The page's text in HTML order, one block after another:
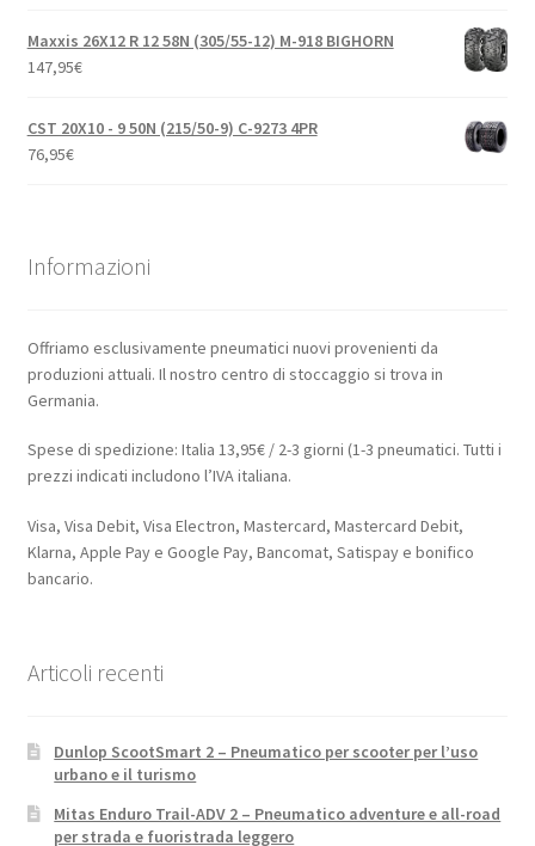
Maxxis 26X12 R 12 58N (305/55-12) M-918 BIGHORN
147,95€
CST 20X10 - 9 50N (215/50-9) C-9273 4PR
76,95€
Informazioni
Offriamo esclusivamente pneumatici nuovi provenienti da
produzioni attuali. Il nostro centro di stoccaggio si trova in
Germania.
Spese di spedizione: Italia 13,95€ / 2-3 giorni (1-3 pneumatici. Tutti i
prezzi indicati includono l’IVA italiana.
Visa, Visa Debit, Visa Electron, Mastercard, Mastercard Debit,
Klarna, Apple Pay e Google Pay, Bancomat, Satispay e bonifico
bancario.
Articoli recenti
Dunlop ScootSmart 2 – Pneumatico per scooter per l’uso
urbano e il turismo
Mitas Enduro Trail-ADV 2 – Pneumatico adventure e all-road
per strada e fuoristrada leggero